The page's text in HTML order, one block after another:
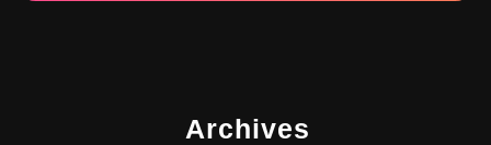
Archives